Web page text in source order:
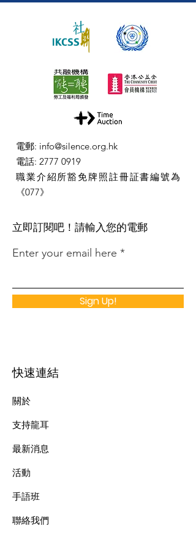
電郵: info@silence.org.hk
電話: 2777 0919
職業介紹所豁免牌照註冊証書編號為
《077》
​立即訂閱吧！請輸入您的電郵
Enter your email here
Sign Up!
快速連結
關於
支持龍耳
最新消息
​活動
手語班
​聯絡我們